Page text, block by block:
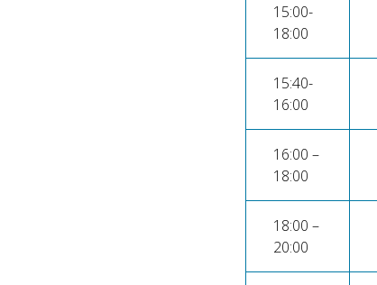
15:00-
18:00
15:40-
16:00
16:00 –
18:00
18:00 –
20:00